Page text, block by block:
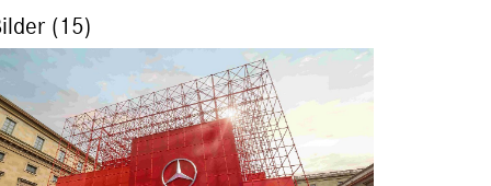
(15)